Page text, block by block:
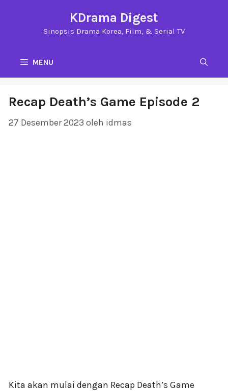
KDrama Digest
Sinopsis Drama Korea, Film, & Serial TV
MENU
Recap Death’s Game Episode 2
27 Desember 2023 oleh idmas
Kita akan mulai dengan Recap Death’s Game